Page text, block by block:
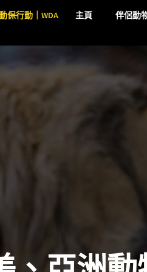
保行動｜WDA 主頁 伴侶動